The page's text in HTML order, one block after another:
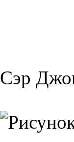
Сэр